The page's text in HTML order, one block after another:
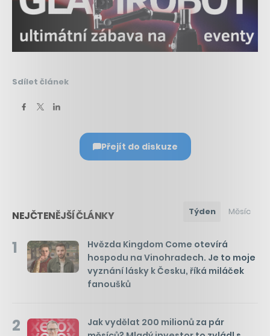
Sdílet článek
Přejít do diskuze
NEJČTENĚJŠÍ ČLÁNKY Týden Měsíc
1
Hvězda Kingdom Come otevírá
hospodu na Vinohradech. Je to moje
vyznání lásky k Česku, říká miláček
fanoušků
2
Jak vydělat 200 milionů za pár